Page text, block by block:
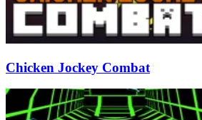
Chicken Jockey Combat